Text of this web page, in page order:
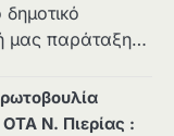
μας παράταξη…
Ν. Πιερίας :